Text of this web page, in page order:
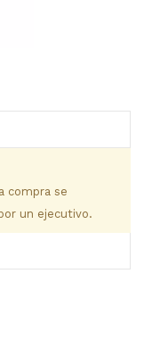
compra se
un ejecutivo.